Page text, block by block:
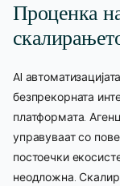
Проценка
AI
безпрекорната
платформата.
управуваат со
постоечки
неодложна.